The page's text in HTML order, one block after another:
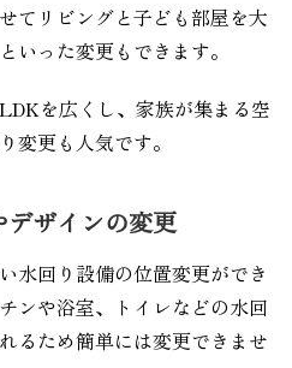
てリビングと子ども部屋を大
いった変更もできます。
を広くし、家族が集まる空
変更も人気です。
ザインの変更
水回り設備の位置変更ができ
ンや浴室、トイレなどの水回
るため簡単には変更できませ